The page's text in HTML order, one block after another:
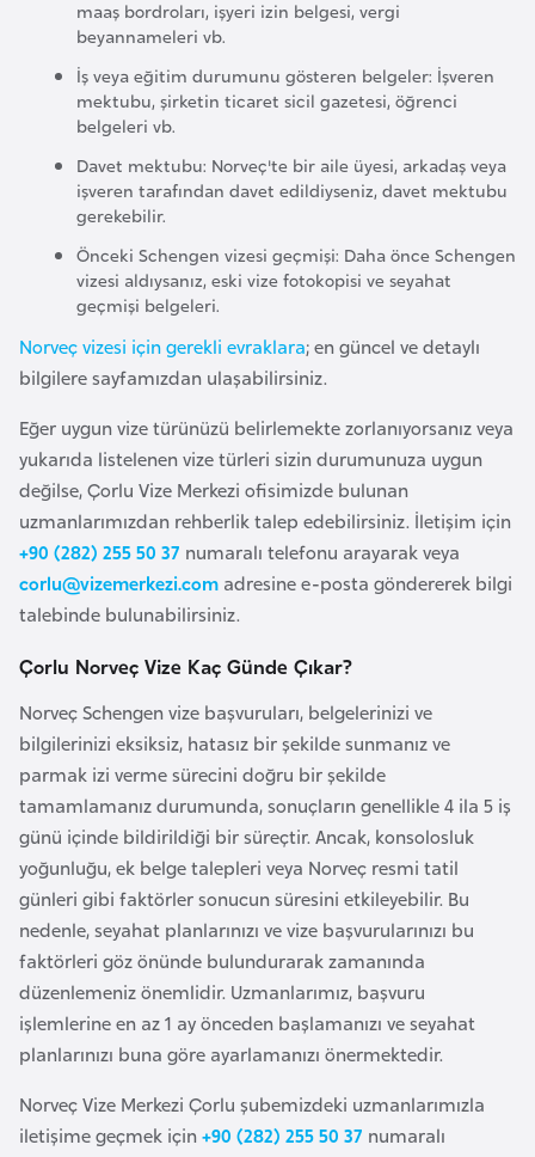
maaş bordroları, işyeri izin belgesi, vergi
beyannameleri vb.
İş veya eğitim durumunu gösteren belgeler: İşveren
mektubu, şirketin ticaret sicil gazetesi, öğrenci
belgeleri vb.
Davet mektubu: Norveç'te bir aile üyesi, arkadaş veya
işveren tarafından davet edildiyseniz, davet mektubu
gerekebilir.
Önceki Schengen vizesi geçmişi: Daha önce Schengen
vizesi aldıysanız, eski vize fotokopisi ve seyahat
geçmişi belgeleri.
Norveç vizesi için gerekli evraklara; en güncel ve detaylı
bilgilere sayfamızdan ulaşabilirsiniz.
Eğer uygun vize türünüzü belirlemekte zorlanıyorsanız veya
yukarıda listelenen vize türleri sizin durumunuza uygun
değilse, Çorlu Vize Merkezi ofisimizde bulunan
uzmanlarımızdan rehberlik talep edebilirsiniz. İletişim için
+90 (282) 255 50 37 numaralı telefonu arayarak veya
corlu@vizemerkezi.com adresine e-posta göndererek bilgi
talebinde bulunabilirsiniz.
Çorlu Norveç Vize Kaç Günde Çıkar?
Norveç Schengen vize başvuruları, belgelerinizi ve
bilgilerinizi eksiksiz, hatasız bir şekilde sunmanız ve
parmak izi verme sürecini doğru bir şekilde
tamamlamanız durumunda, sonuçların genellikle 4 ila 5 iş
günü içinde bildirildiği bir süreçtir. Ancak, konsolosluk
yoğunluğu, ek belge talepleri veya Norveç resmi tatil
günleri gibi faktörler sonucun süresini etkileyebilir. Bu
nedenle, seyahat planlarınızı ve vize başvurularınızı bu
faktörleri göz önünde bulundurarak zamanında
düzenlemeniz önemlidir. Uzmanlarımız, başvuru
işlemlerine en az 1 ay önceden başlamanızı ve seyahat
planlarınızı buna göre ayarlamanızı önermektedir.
Norveç Vize Merkezi Çorlu şubemizdeki uzmanlarımızla
iletişime geçmek için+90 (282) 255 50 37 numaralı
C
e
a
y
i
r
C
i
b
t
i
Ç
i
n
D
a
n
i
a
r